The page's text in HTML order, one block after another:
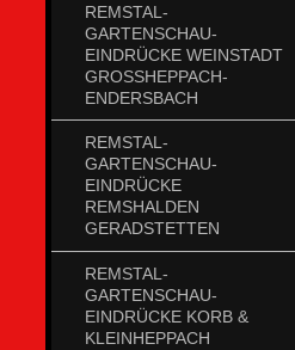
REMSTAL-
GARTENSCHAU-
EINDRÜCKE WEINSTADT
GROSSHEPPACH-
ENDERSBACH
REMSTAL-
GARTENSCHAU-
EINDRÜCKE
REMSHALDEN
GERADSTETTEN
REMSTAL-
GARTENSCHAU-
EINDRÜCKE KORB &
KLEINHEPPACH